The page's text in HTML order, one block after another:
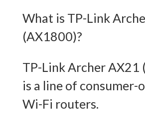
What is TP-Link
(AX1800)?
TP-Link Archer AX21
is a line of consumer-
Wi-Fi routers.